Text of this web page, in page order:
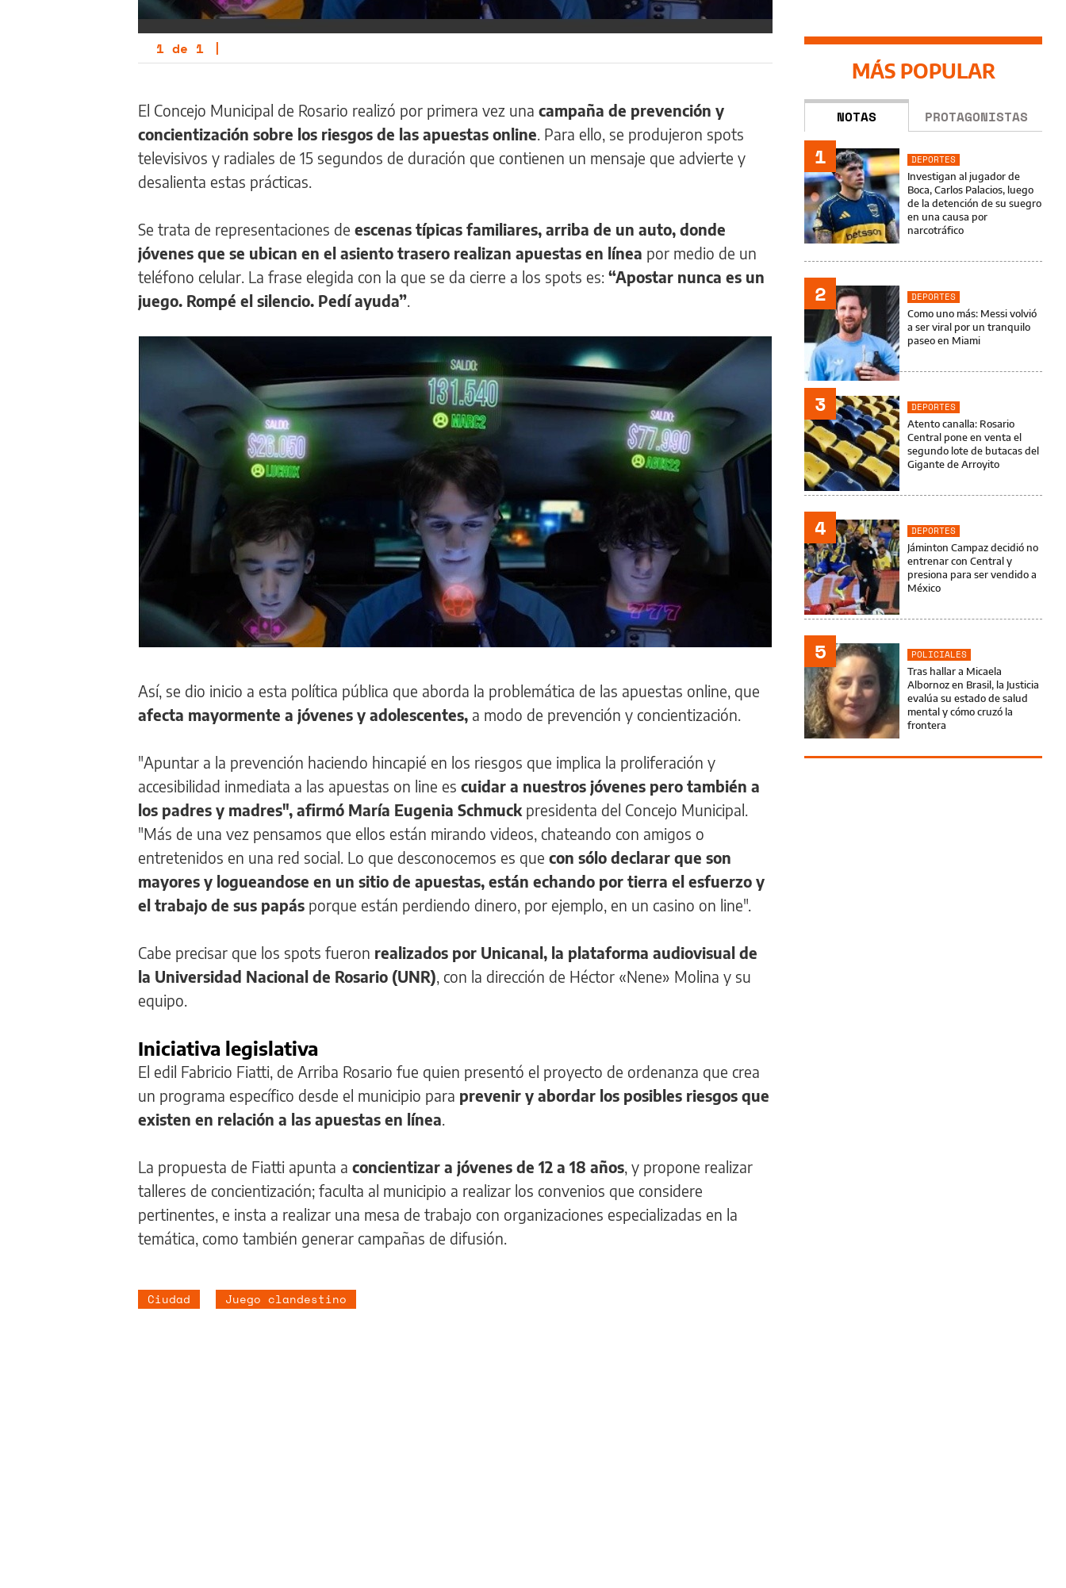
1 de 1 |
El Concejo Municipal de Rosario realizó por primera vez una campaña de prevención y
concientización sobre los riesgos de las apuestas online. Para ello, se produjeron spots
televisivos y radiales de 15 segundos de duración que contienen un mensaje que advierte y
desalienta estas prácticas.
Se trata de representaciones de escenas típicas familiares, arriba de un auto, donde
jóvenes que se ubican en el asiento trasero realizan apuestas en línea por medio de un
teléfono celular. La frase elegida con la que se da cierre a los spots es: “Apostar nunca es un
juego. Rompé el silencio. Pedí ayuda”.
Así, se dio inicio a esta política pública que aborda la problemática de las apuestas online, que
afecta mayormente a jóvenes y adolescentes, a modo de prevención y concientización.
"Apuntar a la prevención haciendo hincapié en los riesgos que implica la proliferación y
accesibilidad inmediata a las apuestas on line es cuidar a nuestros jóvenes pero también a
los padres y madres", afirmó María Eugenia Schmuck presidenta del Concejo Municipal.
"Más de una vez pensamos que ellos están mirando videos, chateando con amigos o
entretenidos en una red social. Lo que desconocemos es que con sólo declarar que son
mayores y logueandose en un sitio de apuestas, están echando por tierra el esfuerzo y
el trabajo de sus papás porque están perdiendo dinero, por ejemplo, en un casino on line".
Cabe precisar que los spots fueron realizados por Unicanal, la plataforma audiovisual de
la Universidad Nacional de Rosario (UNR), con la dirección de Héctor «Nene» Molina y su
equipo.
Iniciativa legislativa
El edil Fabricio Fiatti, de Arriba Rosario fue quien presentó el proyecto de ordenanza que crea
un programa específico desde el municipio para prevenir y abordar los posibles riesgos que
existen en relación a las apuestas en línea.
La propuesta de Fiatti apunta a concientizar a jóvenes de 12 a 18 años, y propone realizar
talleres de concientización; faculta al municipio a realizar los convenios que considere
pertinentes, e insta a realizar una mesa de trabajo con organizaciones especializadas en la
temática, como también generar campañas de difusión.
Ciudad Juego clandestino
MÁS POPULAR
NOTAS PROTAGONISTAS
1
DEPORTES
Investigan al jugador de
Boca, Carlos Palacios, luego
de la detención de su suegro
en una causa por
narcotráfico
2
DEPORTES
Como uno más: Messi volvió
a ser viral por un tranquilo
paseo en Miami
3
DEPORTES
Atento canalla: Rosario
Central pone en venta el
segundo lote de butacas del
Gigante de Arroyito
4
DEPORTES
Jáminton Campaz decidió no
entrenar con Central y
presiona para ser vendido a
México
5
POLICIALES
Tras hallar a Micaela
Albornoz en Brasil, la Justicia
evalúa su estado de salud
mental y cómo cruzó la
frontera